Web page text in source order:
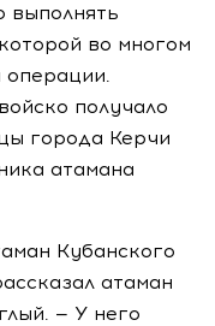
выполнять
во многом
операции.
получало
города Керчи
атамана
Кубанского
атаман
— У него